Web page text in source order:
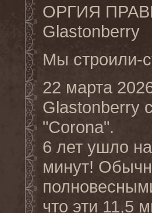
ОРГИЯ
Glastonberry
Мы строили-
22 марта
Glastonberry
"Соrona".
6 лет ушло
минут!
что эти 11,5